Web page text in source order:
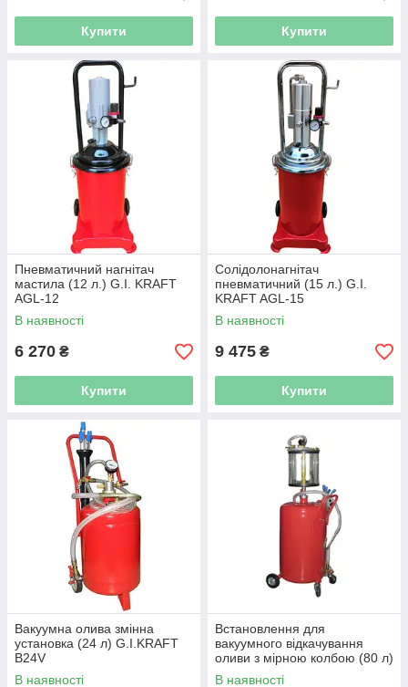
Купити Купити
Пневматичний нагнітач
мастила (12 л.) G.I. KRAFT
AGL-12
В наявності
6 270 ₴
Купити
Солідолонагнітач
пневматичний (15 л.) G.I.
KRAFT AGL-15
В наявності
9 475 ₴
Купити
Вакуумна олива змінна
установка (24 л) G.I.KRAFT
B24V
В наявності
Встановлення для
вакуумного відкачування
оливи з мірною колбою (80 л)
G.I.KRAFT B8010KV
В наявності